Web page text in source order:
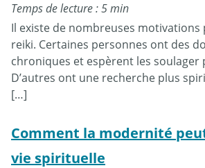
Temps de lecture : 5 min
Il existe de nombreuses
reiki. Certaines personnes ont des
chroniques et espèrent les soulager
D’autres ont une recherche plus
[…]
Comment la modernité
vie spirituelle